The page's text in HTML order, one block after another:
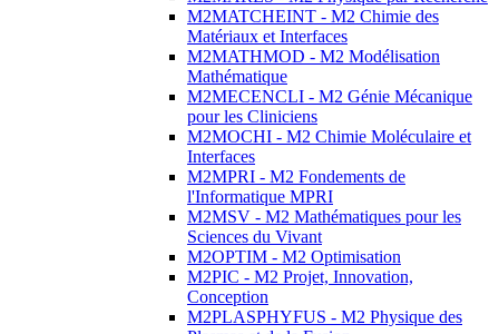
M2MATCHEINT - M2 Chimie des
Matériaux et Interfaces
M2MATHMOD - M2 Modélisation
Mathématique
M2MECENCLI - M2 Génie Mécanique
pour les Cliniciens
M2MOCHI - M2 Chimie Moléculaire et
Interfaces
M2MPRI - M2 Fondements de
l'Informatique MPRI
M2MSV - M2 Mathématiques pour les
Sciences du Vivant
M2OPTIM - M2 Optimisation
M2PIC - M2 Projet, Innovation,
Conception
M2PLASPHYFUS - M2 Physique des